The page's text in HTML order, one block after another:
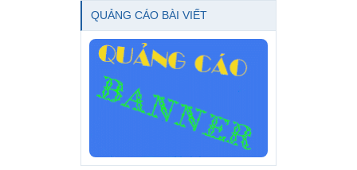
QUẢNG CÁO BÀI VIẾT